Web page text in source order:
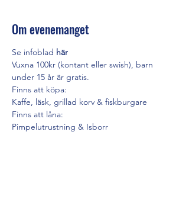
Om evenemanget
Se infoblad här
Vuxna 100kr (kontant eller swish), barn
under 15 år är gratis.
Finns att köpa:
Kaffe, läsk, grillad korv & fiskburgare
Finns att låna:
Pimpelutrustning & Isborr